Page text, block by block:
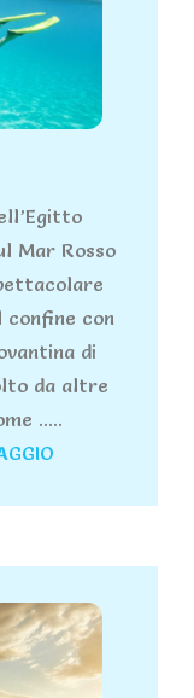
Mar Rosso
confine con
di
da altre
.....